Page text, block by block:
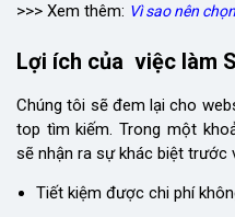
>>> Xem thêm: Vì sao nên
Lợi ích của việc làm
Chúng tôi sẽ đem lại cho
top tìm kiếm. Trong một
sẽ nhận ra sự khác biệt trước
Tiết kiệm được chi phí